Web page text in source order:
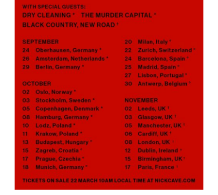
ARTÍCULOS
QUÉ HACEMOS
MECENAZGO
CONTRATACIÓN
BIO